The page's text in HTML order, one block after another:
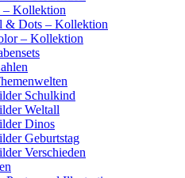
– Kollektion
& Dots – Kollektion
– Kollektion
Schulkind
Weltall
Dinos
Geburtstag
Verschieden